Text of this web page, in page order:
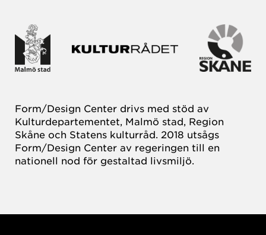
Form/Design Center drivs med stöd av
Kulturdepartementet, Malmö stad, Region
Skåne och Statens kulturråd. 2018 utsågs
Form/Design Center av regeringen till en
nationell nod för gestaltad livsmiljö.